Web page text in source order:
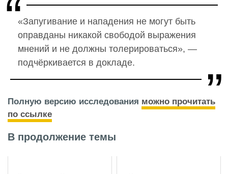
«Запугивание и нападения не могут быть
оправданы никакой свободой выражения
мнений и не должны толерироваться», —
подчёркивается в докладе.
Полную версию исследования можно прочитать
по ссылке
В продолжение темы